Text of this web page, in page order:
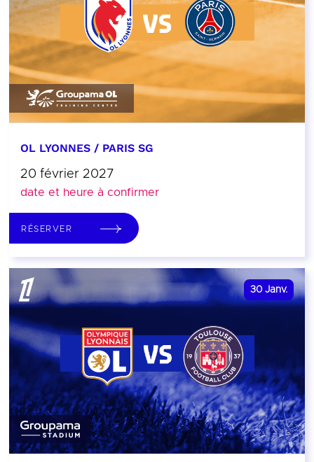
OL LYONNES / PARIS SG
20 février 2027
date et heure à confirmer
RÉSERVER
30 Janv.